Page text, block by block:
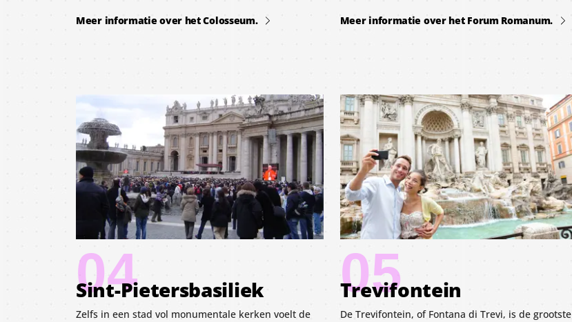
Meer informatie over het Colosseum. Meer informatie over het Forum Romanum.
04
Sint-Pietersbasiliek
Zelfs in een stad vol monumentale kerken voelt de
05
Trevifontein
De Trevifontein, of Fontana di Trevi, is de grootste